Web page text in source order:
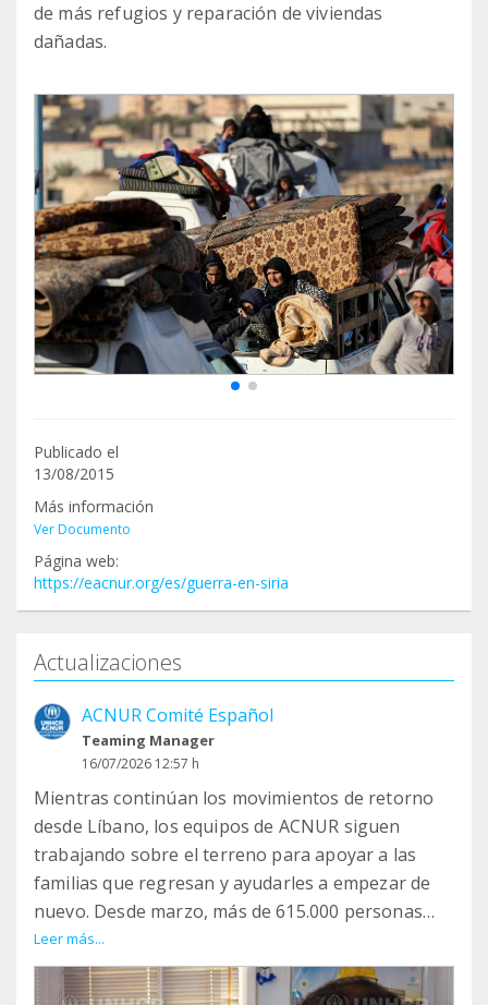
de más refugios y reparación de viviendas
dañadas.
Publicado el
13/08/2015
Más información
Ver Documento
Página web:
https://eacnur.org/es/guerra-en-siria
Actualizaciones
ACNUR Comité Español
Teaming Manager
16/07/2026 12:57 h
Mientras continúan los movimientos de retorno
desde Líbano, los equipos de ACNUR siguen
trabajando sobre el terreno para apoyar a las
familias que regresan y ayudarles a empezar de
nuevo. Desde marzo, más de 615.000 personas
refugiadas sirias han retornado desde Líbano a
Siria.
Leer más...